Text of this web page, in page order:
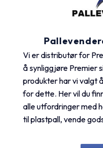
Vi er distributør for
å synliggjøre Premier
produkter har vi valgt
for dette. Her vil du
alle utfordringer med
til plastpall, vende